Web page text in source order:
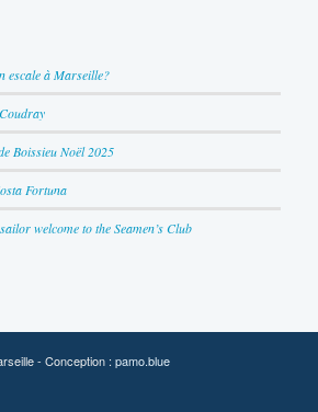
escale à Marseille?
Boissieu Noël 2025
Fortuna
welcome to the Seamen’s Club
- Conception : pamo.blue